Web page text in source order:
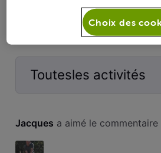
Activités de Jacques
Toutesles activités
Toutesles
activités
Jacques a aimé le commentaire
Choix des